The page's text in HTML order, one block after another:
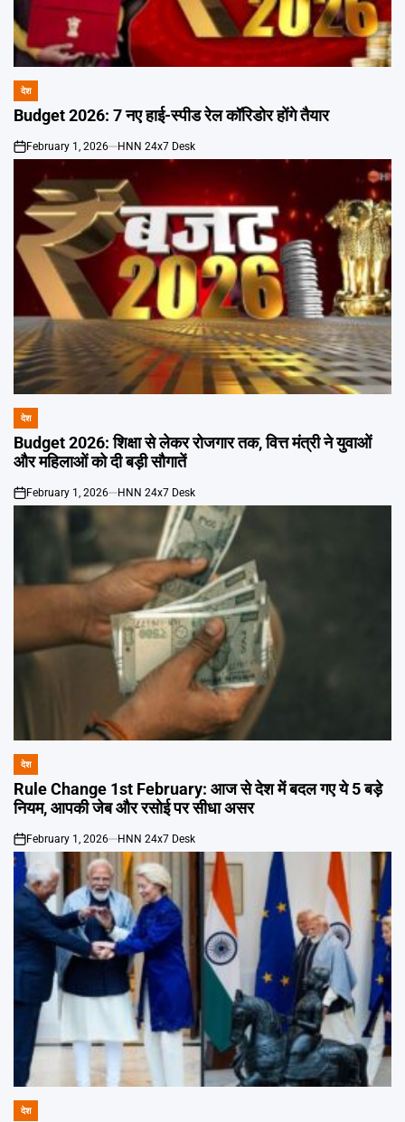
POSTED
IN
देश
Budget 2026: 7 नए हाई-स्पीड रेल कॉरिडोर होंगे तैयार
on
February 1, 2026 HNN 24x7 Desk
POSTED
IN
देश
Budget 2026: शिक्षा से लेकर रोजगार तक, वित्त मंत्री ने युवाओं
और महिलाओं को दी बड़ी सौगातें
on
February 1, 2026 HNN 24x7 Desk
POSTED
IN
देश
Rule Change 1st February: आज से देश में बदल गए ये 5 बड़े
नियम, आपकी जेब और रसोई पर सीधा असर
on
February 1, 2026 HNN 24x7 Desk
POSTED
देश